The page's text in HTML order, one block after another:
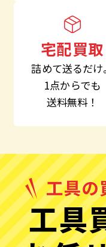
宅配買取
詰めて送るだけ。
1点からでも
送料無料！
工具